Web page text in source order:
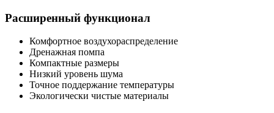
Расширенный функционал
Комфортное воздухораспределение
Дренажная помпа
Компактные размеры
Низкий уровень шума
Точное поддержание температуры
Экологически чистые материалы